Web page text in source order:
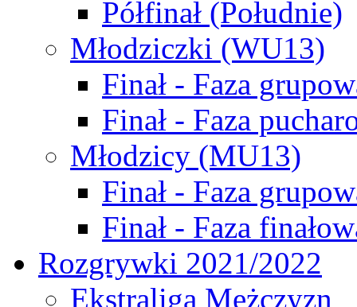
Półfinał (Południe)
Młodziczki (WU13)
Finał - Faza
Finał - Faza
Młodzicy (MU13)
Finał - Faza
Finał - Faza
Rozgrywki 2021/2022
Ekstraliga Mężczyzn